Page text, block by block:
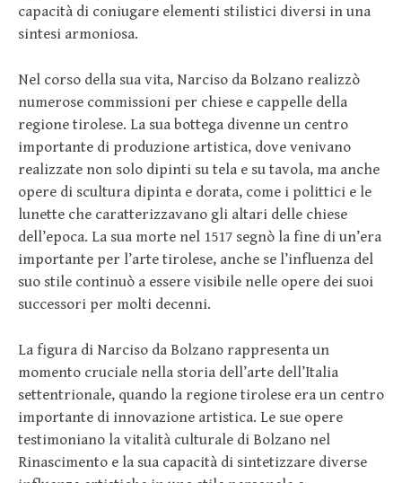
capacità di coniugare elementi stilistici diversi in una
sintesi armoniosa.
Nel corso della sua vita, Narciso da Bolzano realizzò
numerose commissioni per chiese e cappelle della
regione tirolese. La sua bottega divenne un centro
importante di produzione artistica, dove venivano
realizzate non solo dipinti su tela e su tavola, ma anche
opere di scultura dipinta e dorata, come i polittici e le
lunette che caratterizzavano gli altari delle chiese
dell’epoca. La sua morte nel 1517 segnò la fine di un’era
importante per l’arte tirolese, anche se l’influenza del
suo stile continuò a essere visibile nelle opere dei suoi
successori per molti decenni.
La figura di Narciso da Bolzano rappresenta un
momento cruciale nella storia dell’arte dell’Italia
settentrionale, quando la regione tirolese era un centro
importante di innovazione artistica. Le sue opere
testimoniano la vitalità culturale di Bolzano nel
Rinascimento e la sua capacità di sintetizzare diverse